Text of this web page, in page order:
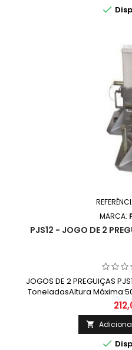

MARCA:
PJS12 - JOGO DE 2
JOGOS DE 2 PREGUIÇAS
ToneladasAltura

